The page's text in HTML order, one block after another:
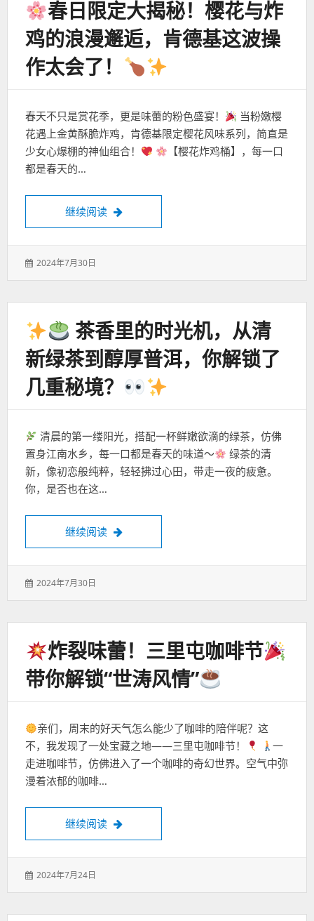
春日限定大揭秘！樱花与炸
鸡的浪漫邂逅，肯德基这波操
作太会了！
春天不只是赏花季，更是味蕾的粉色盛宴！
当粉嫩樱
花遇上金黄酥脆炸鸡，肯德基限定樱花风味系列，简直是
少女心爆棚的神仙组合！
【樱花炸鸡桶】，每一口
都是春天的…
继续阅读 春日限定大揭秘！樱花与炸鸡的浪漫邂逅
发
2024年7月30日
茶香里的时光机，从清
新绿茶到醇厚普洱，你解锁了
几重秘境？
清晨的第一缕阳光，搭配一杯鲜嫩欲滴的绿茶，仿佛
置身江南水乡，每一口都是春天的味道～
绿茶的清
新，像初恋般纯粹，轻轻拂过心田，带走一夜的疲惫。
你，是否也在这…
继续阅读 茶香里的时光机，从清新绿茶到醇厚普洱
发
2024年7月30日
炸裂味蕾！三里屯咖啡节
带你解锁“世涛风情”
亲们，周末的好天气怎么能少了咖啡的陪伴呢？这
不，我发现了一处宝藏之地——三里屯咖啡节！
一
走进咖啡节，仿佛进入了一个咖啡的奇幻世界。空气中弥
漫着浓郁的咖啡…
继续阅读 炸裂味蕾！三里屯咖啡节
发
2024年7月24日